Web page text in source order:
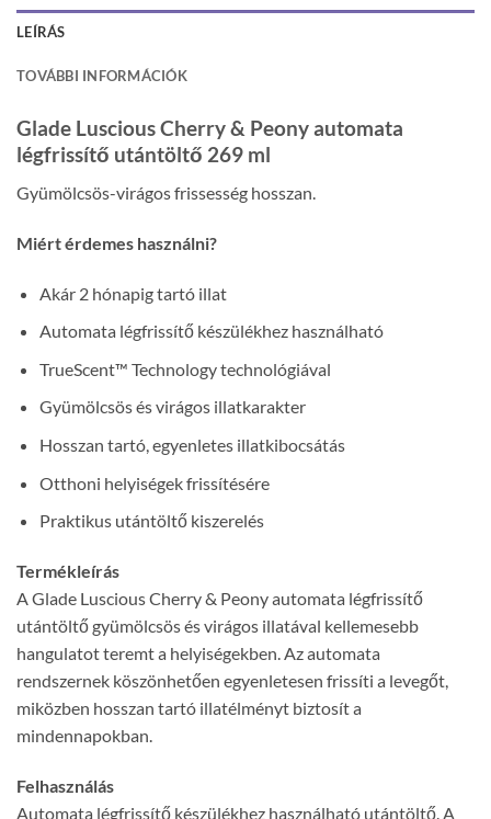
LEÍRÁS
TOVÁBBI INFORMÁCIÓK
Glade Luscious Cherry & Peony automata
légfrissítő utántöltő 269 ml
Gyümölcsös-virágos frissesség hosszan.
Miért érdemes használni?
Akár 2 hónapig tartó illat
Automata légfrissítő készülékhez használható
TrueScent™ Technology technológiával
Gyümölcsös és virágos illatkarakter
Hosszan tartó, egyenletes illatkibocsátás
Otthoni helyiségek frissítésére
Praktikus utántöltő kiszerelés
Termékleírás
A Glade Luscious Cherry & Peony automata légfrissítő
utántöltő gyümölcsös és virágos illatával kellemesebb
hangulatot teremt a helyiségekben. Az automata
rendszernek köszönhetően egyenletesen frissíti a levegőt,
miközben hosszan tartó illatélményt biztosít a
mindennapokban.
Felhasználás
Automata légfrissítő készülékhez használható utántöltő. A